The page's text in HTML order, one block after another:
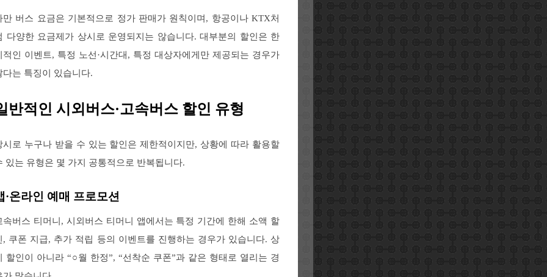
만 버스 요금은 기본적으로 정가 판매가 원칙이며, 항공이나 KTX처
다양한 요금제가 상시로 운영되지는 않습니다. 대부분의 할인은 한
적인 이벤트, 특정 노선·시간대, 특정 대상자에게만 제공되는 경우가
다는 특징이 있습니다.
반적인 시외버스·고속버스 할인 유형
시로 누구나 받을 수 있는 할인은 제한적이지만, 상황에 따라 활용할
있는 유형은 몇 가지 공통적으로 반복됩니다.
·온라인 예매 프로모션
속버스 티머니, 시외버스 티머니 앱에서는 특정 기간에 한해 소액 할
, 쿠폰 지급, 추가 적립 등의 이벤트를 진행하는 경우가 있습니다. 상
할인이 아니라 “○월 한정”, “선착순 쿠폰”과 같은 형태로 열리는 경